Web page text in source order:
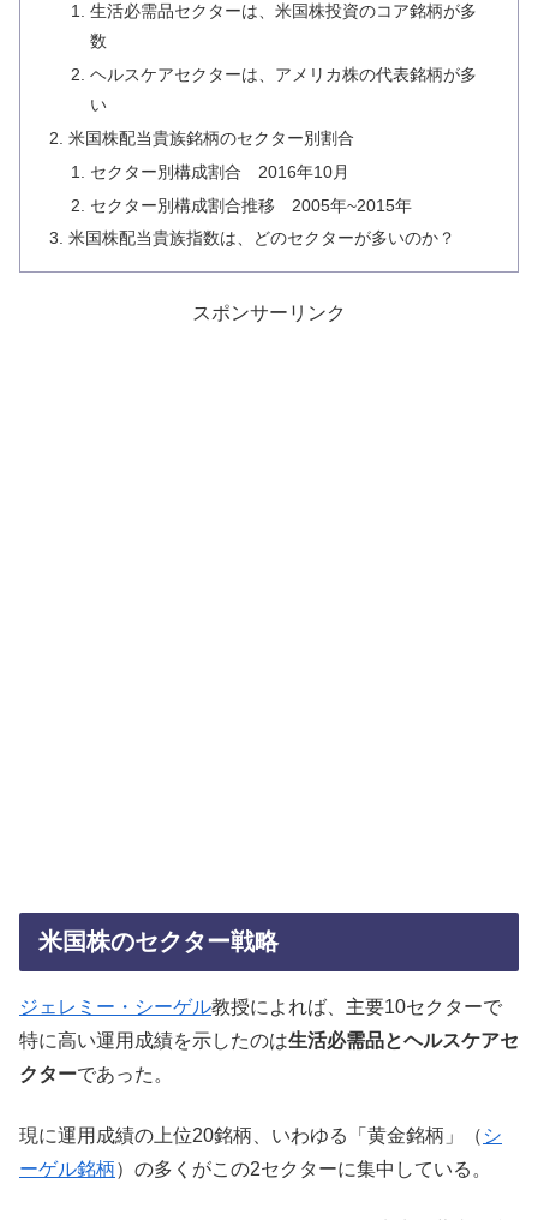
生活必需品セクターは、米国株投資のコア銘柄が多
数
ヘルスケアセクターは、アメリカ株の代表銘柄が多
い
米国株配当貴族銘柄のセクター別割合
セクター別構成割合 2016年10月
セクター別構成割合推移 2005年~2015年
米国株配当貴族指数は、どのセクターが多いのか？
スポンサーリンク
米国株のセクター戦略
ジェレミー・シーゲル教授によれば、主要10セクターで
特に高い運用成績を示したのは生活必需品とヘルスケアセ
クターであった。
現に運用成績の上位20銘柄、いわゆる「黄金銘柄」（ シ
ーゲル銘柄）の多くがこの2セクターに集中している。